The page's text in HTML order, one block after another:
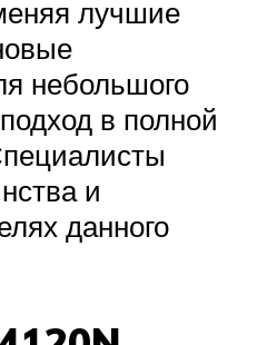
лучшие
небольшого
в полной
и
данного